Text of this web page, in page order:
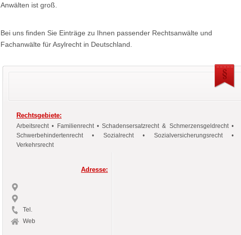
Anwälten ist groß.
Bei uns finden Sie Einträge zu Ihnen passender Rechtsanwälte und
Fachanwälte für Asylrecht in Deutschland.
Rechtsgebiete:
Arbeitsrecht • Familienrecht • Schadensersatzrecht & Schmerzensgeldrecht •
Schwerbehindertenrecht • Sozialrecht • Sozialversicherungsrecht •
Verkehrsrecht
Adresse:
Tel.
Web